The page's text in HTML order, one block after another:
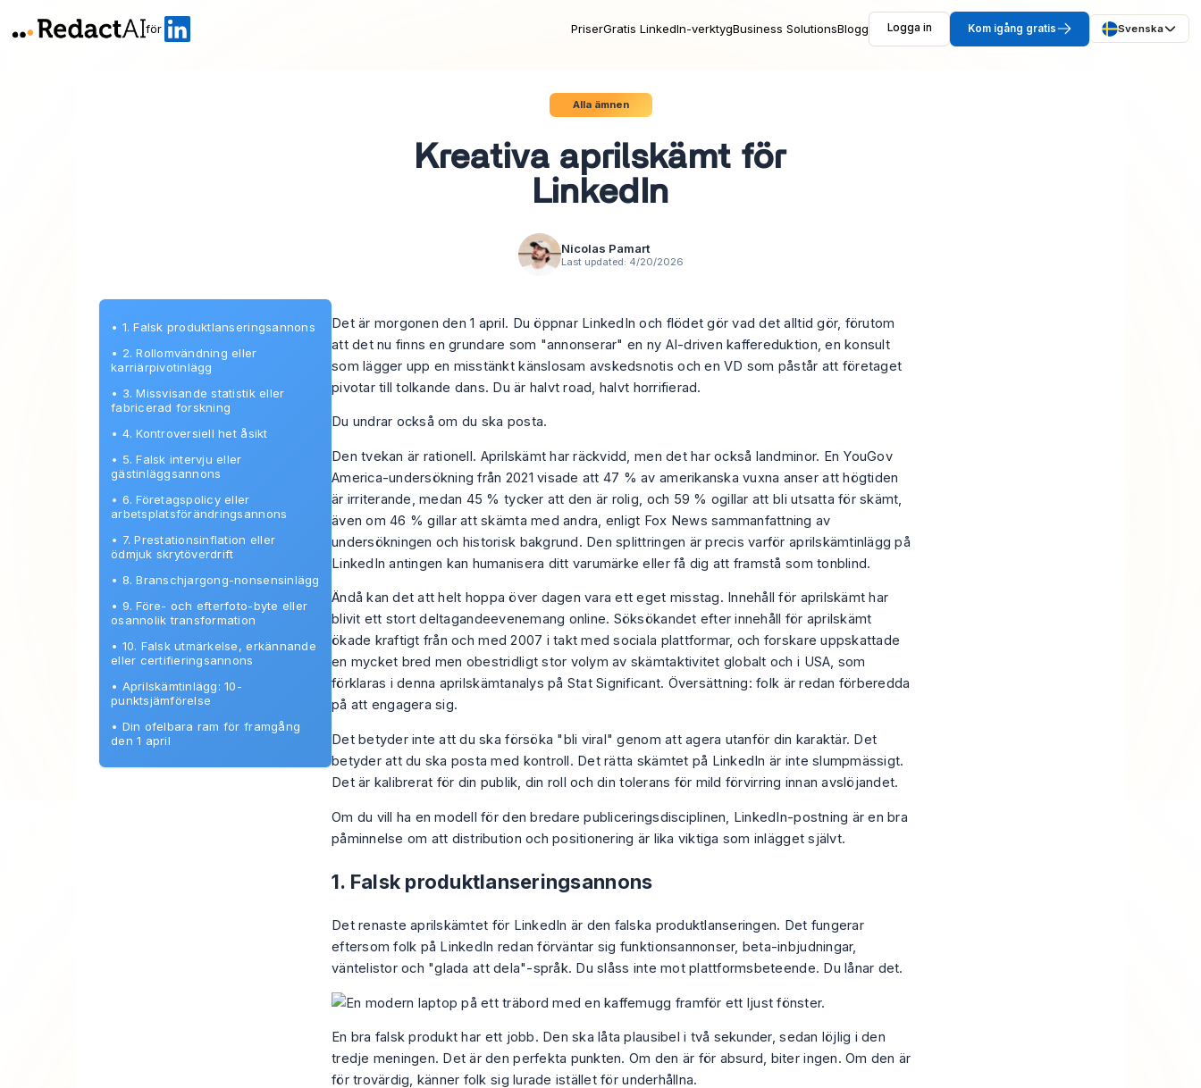
för PriserGratis LinkedIn-verktygBusiness SolutionsBlogg Logga in Kom igång gratis Svenska
Alla ämnen
Kreativa aprilskämt för
LinkedIn
Nicolas Pamart
Last updated: 4/20/2026
• 1. Falsk produktlanseringsannons
• 2. Rollomvändning eller
karriärpivotinlägg
• 3. Missvisande statistik eller
fabricerad forskning
• 4. Kontroversiell het åsikt
• 5. Falsk intervju eller
gästinläggsannons
• 6. Företagspolicy eller
arbetsplatsförändringsannons
• 7. Prestationsinflation eller
ödmjuk skrytöverdrift
• 8. Branschjargong-nonsensinlägg
• 9. Före- och efterfoto-byte eller
osannolik transformation
• 10. Falsk utmärkelse, erkännande
eller certifieringsannons
• Aprilskämtinlägg: 10-
punktsjämförelse
• Din ofelbara ram för framgång
den 1 april
Det är morgonen den 1 april. Du öppnar LinkedIn och flödet gör vad det alltid gör, förutom
att det nu finns en grundare som "annonserar" en ny AI-driven kaffereduktion, en konsult
som lägger upp en misstänkt känslosam avskedsnotis och en VD som påstår att företaget
pivotar till tolkande dans. Du är halvt road, halvt horrifierad.
Du undrar också om du ska posta.
Den tvekan är rationell. Aprilskämt har räckvidd, men det har också landminor. En YouGov
America-undersökning från 2021 visade att 47 % av amerikanska vuxna anser att högtiden
är irriterande, medan 45 % tycker att den är rolig, och 59 % ogillar att bli utsatta för skämt,
även om 46 % gillar att skämta med andra, enligt Fox News sammanfattning av
undersökningen och historisk bakgrund. Den splittringen är precis varför aprilskämtinlägg på
LinkedIn antingen kan humanisera ditt varumärke eller få dig att framstå som tonblind.
Ändå kan det att helt hoppa över dagen vara ett eget misstag. Innehåll för aprilskämt har
blivit ett stort deltagandeevenemang online. Söksökandet efter innehåll för aprilskämt
ökade kraftigt från och med 2007 i takt med sociala plattformar, och forskare uppskattade
en mycket bred men obestridligt stor volym av skämtaktivitet globalt och i USA, som
förklaras idenna aprilskämtanalys på Stat Significant. Översättning: folk är redan förberedda
på att engagera sig.
Det betyder inte att du ska försöka "bli viral" genom att agera utanför din karaktär. Det
betyder att du ska posta med kontroll. Det rätta skämtet på LinkedIn är inte slumpmässigt.
Det är kalibrerat för din publik, din roll och din tolerans för mild förvirring innan avslöjandet.
Om du vill ha en modell för den bredare publiceringsdisciplinen, LinkedIn-postning är en bra
påminnelse om att distribution och positionering är lika viktiga som inlägget självt.
1. Falsk produktlanseringsannons
Det renaste aprilskämtet för LinkedIn är den falska produktlanseringen. Det fungerar
eftersom folk på LinkedIn redan förväntar sig funktionsannonser, beta-inbjudningar,
väntelistor och "glada att dela"-språk. Du slåss inte mot plattformsbeteende. Du lånar det.
En bra falsk produkt har ett jobb. Den ska låta plausibel i två sekunder, sedan löjlig i den
tredje meningen. Det är den perfekta punkten. Om den är för absurd, biter ingen. Om den är
för trovärdig, känner folk sig lurade istället för underhållna.